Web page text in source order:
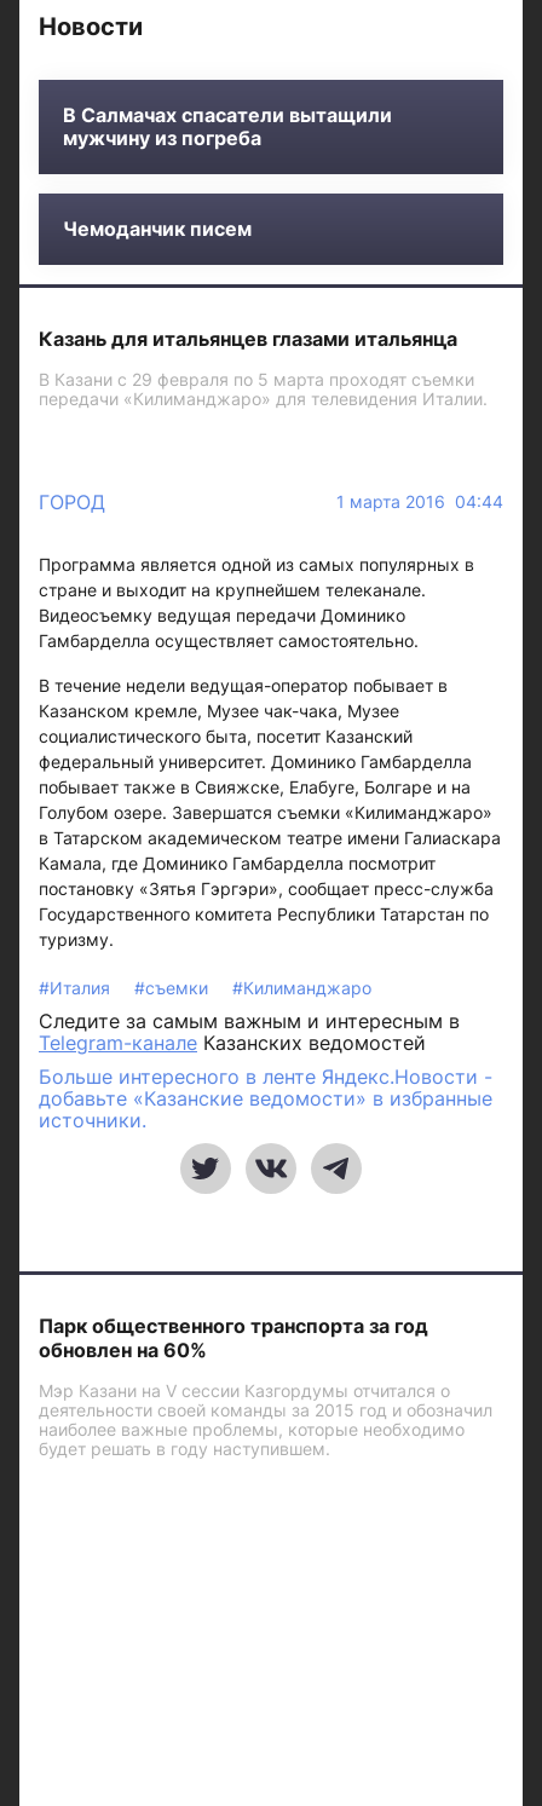
Новости
В Салмачах спасатели вытащили
мужчину из погреба
Чемоданчик писем
Казань для итальянцев глазами итальянца
В Казани с 29 февраля по 5 марта проходят съемки
передачи «Килиманджаро» для телевидения Италии.
ГОРОД 1 марта 2016 04:44
Программа является одной из самых популярных в
стране и выходит на крупнейшем телеканале.
Видеосъемку ведущая передачи Доминико
Гамбарделла осуществляет самостоятельно.
В течение недели ведущая-оператор побывает в
Казанском кремле, Музее чак-чака, Музее
социалистического быта, посетит Казанский
федеральный университет. Доминико Гамбарделла
побывает также в Свияжске, Елабуге, Болгаре и на
Голубом озере. Завершатся съемки «Килиманджаро»
в Татарском академическом театре имени Галиаскара
Камала, где Доминико Гамбарделла посмотрит
постановку «Зятья Гэргэри», сообщает пресс-служба
Государственного комитета Республики Татарстан по
туризму.
#Италия #съемки #Килиманджаро
Следите за самым важным и интересным в
Telegram-канале Казанских ведомостей
Больше интересного в ленте Яндекс.Новости -
добавьте «Казанские ведомости» в избранные
источники.
Парк общественного транспорта за год
обновлен на 60%
Мэр Казани на V сессии Казгордумы отчитался о
деятельности своей команды за 2015 год и обозначил
наиболее важные проблемы, которые необходимо
будет решать в году наступившем.